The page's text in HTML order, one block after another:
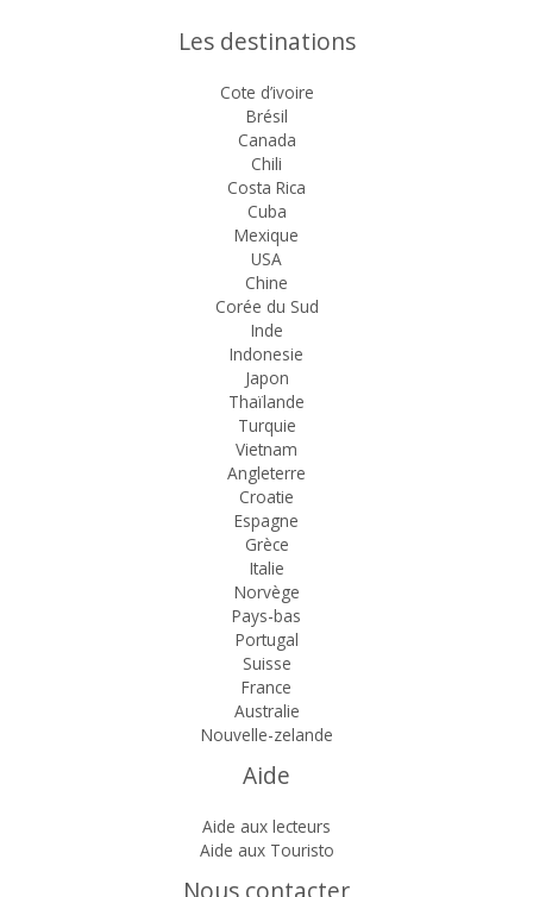
Les destinations
Cote d’ivoire
Brésil
Canada
Chili
Costa Rica
Cuba
Mexique
USA
Chine
Corée du Sud
Inde
Indonesie
Japon
Thaïlande
Turquie
Vietnam
Angleterre
Croatie
Espagne
Grèce
Italie
Norvège
Pays-bas
Portugal
Suisse
France
Australie
Nouvelle-zelande
Aide
Aide aux lecteurs
Aide aux Touristo